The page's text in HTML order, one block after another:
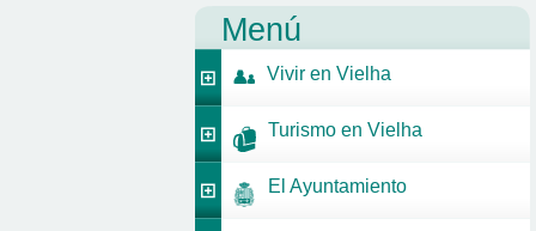
Menú
Vivir en Vielha
Turismo en Vielha
El Ayuntamiento